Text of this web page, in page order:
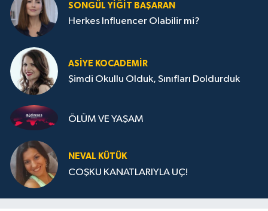
SONGÜL YIĞIT BAŞARAN
Herkes Influencer Olabilir mi?
ASIYE KOCADEMİR
Şimdi Okullu Olduk, Sınıfları Doldurduk
ÖLÜM VE YAŞAM
NEVAL KÜTÜK
COŞKU KANATLARIYLA UÇ!